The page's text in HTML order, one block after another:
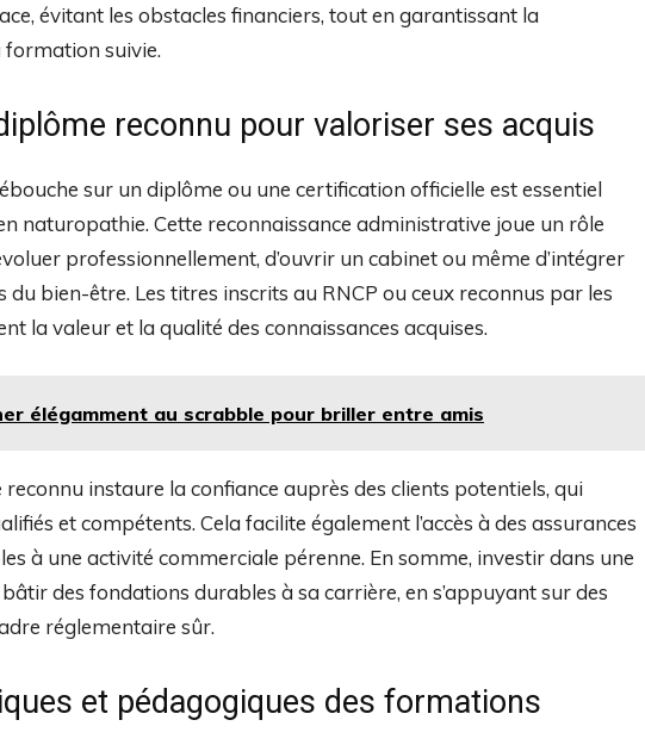
évitant les obstacles financiers, tout en garantissant la
formation suivie.
reconnu pour valoriser ses acquis
sur un diplôme ou une certification officielle est essentiel
naturopathie. Cette reconnaissance administrative joue un rôle
professionnellement, d’ouvrir un cabinet ou même d’intégrer
du bien-être. Les titres inscrits au RNCP ou ceux reconnus par les
la valeur et la qualité des connaissances acquises.
élégamment au scrabble pour briller entre amis
instaure la confiance auprès des clients potentiels, qui
et compétents. Cela facilite également l’accès à des assurances
à une activité commerciale pérenne. En somme, investir dans une
des fondations durables à sa carrière, en s’appuyant sur des
réglementaire sûr.
et pédagogiques des formations